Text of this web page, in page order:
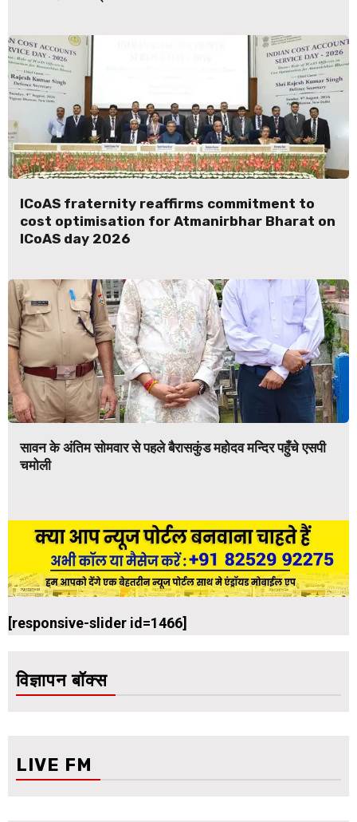
ICoAS fraternity reaffirms commitment to
cost optimisation for Atmanirbhar Bharat on
ICoAS day 2026
सावन के अंतिम सोमवार से पहले बैरासकुंड महोदव मन्दिर पहुँचे एसपी
चमोली
[responsive-slider id=1466]
विज्ञापन बॉक्स
LIVE FM